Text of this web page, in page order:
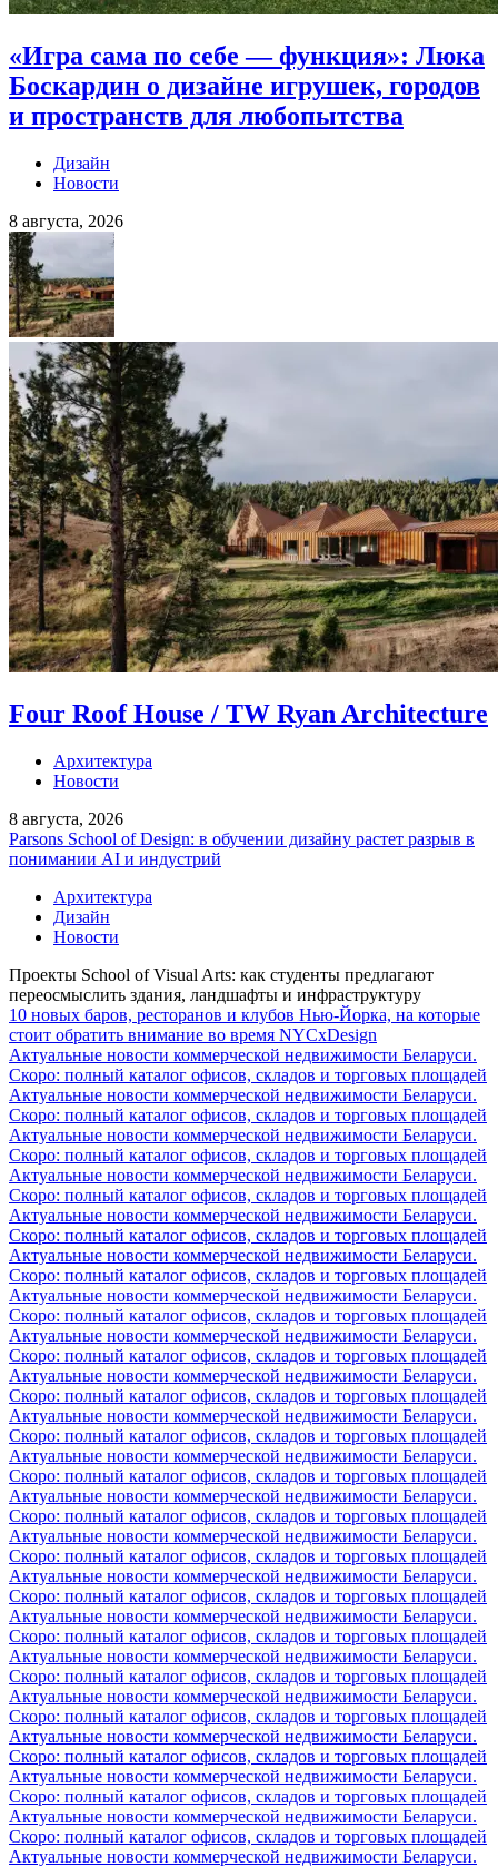
«Игра сама по себе — функция»: Люка
Боскардин о дизайне игрушек, городов
и пространств для любопытства
Дизайн
Новости
8 августа, 2026
Four Roof House / TW Ryan Architecture
Архитектура
Новости
8 августа, 2026
Parsons School of Design: в обучении дизайну растет разрыв в
понимании AI и индустрий
Архитектура
Дизайн
Новости
Проекты School of Visual Arts: как студенты предлагают
переосмыслить здания, ландшафты и инфраструктуру
10 новых баров, ресторанов и клубов Нью-Йорка, на которые
стоит обратить внимание во время NYCxDesign
Актуальные новости коммерческой недвижимости Беларуси.
Скоро: полный каталог офисов, складов и торговых площадей
Актуальные новости коммерческой недвижимости Беларуси.
Скоро: полный каталог офисов, складов и торговых площадей
Актуальные новости коммерческой недвижимости Беларуси.
Скоро: полный каталог офисов, складов и торговых площадей
Актуальные новости коммерческой недвижимости Беларуси.
Скоро: полный каталог офисов, складов и торговых площадей
Актуальные новости коммерческой недвижимости Беларуси.
Скоро: полный каталог офисов, складов и торговых площадей
Актуальные новости коммерческой недвижимости Беларуси.
Скоро: полный каталог офисов, складов и торговых площадей
Актуальные новости коммерческой недвижимости Беларуси.
Скоро: полный каталог офисов, складов и торговых площадей
Актуальные новости коммерческой недвижимости Беларуси.
Скоро: полный каталог офисов, складов и торговых площадей
Актуальные новости коммерческой недвижимости Беларуси.
Скоро: полный каталог офисов, складов и торговых площадей
Актуальные новости коммерческой недвижимости Беларуси.
Скоро: полный каталог офисов, складов и торговых площадей
Актуальные новости коммерческой недвижимости Беларуси.
Скоро: полный каталог офисов, складов и торговых площадей
Актуальные новости коммерческой недвижимости Беларуси.
Скоро: полный каталог офисов, складов и торговых площадей
Актуальные новости коммерческой недвижимости Беларуси.
Скоро: полный каталог офисов, складов и торговых площадей
Актуальные новости коммерческой недвижимости Беларуси.
Скоро: полный каталог офисов, складов и торговых площадей
Актуальные новости коммерческой недвижимости Беларуси.
Скоро: полный каталог офисов, складов и торговых площадей
Актуальные новости коммерческой недвижимости Беларуси.
Скоро: полный каталог офисов, складов и торговых площадей
Актуальные новости коммерческой недвижимости Беларуси.
Скоро: полный каталог офисов, складов и торговых площадей
Актуальные новости коммерческой недвижимости Беларуси.
Скоро: полный каталог офисов, складов и торговых площадей
Актуальные новости коммерческой недвижимости Беларуси.
Скоро: полный каталог офисов, складов и торговых площадей
Актуальные новости коммерческой недвижимости Беларуси.
Скоро: полный каталог офисов, складов и торговых площадей
Актуальные новости коммерческой недвижимости Беларуси.